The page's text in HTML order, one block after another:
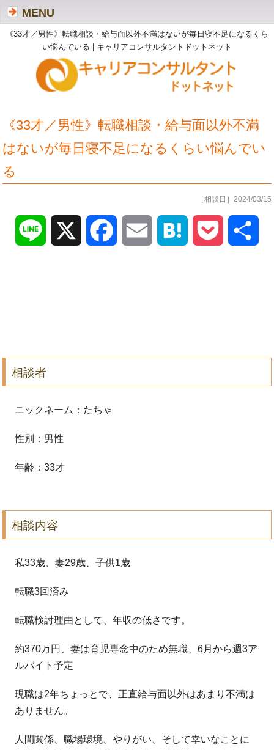
《33才／男性》転職相談・給与面以外不満はないが毎日寝不足になるくら
い悩んでいる | キャリアコンサルタントドットネット
MENU
《33才／男性》転職相談・給与面以外不満
はないが毎日寝不足になるくらい悩んでい
る
［相談日］2024/03/15
Line Facebook Email Hatena Pocket
相談者
ニックネーム：たちゃ
性別：男性
年齢：33才
相談内容
私33歳、妻29歳、子供1歳
転職3回済み
転職検討理由として、年収の低さです。
約370万円、妻は育児専念中のため無職、6月から週3ア
ルバイト予定
現職は2年ちょっとで、正直給与面以外はあまり不満は
ありません。
人間関係、職場環境、やりがい、そして幸いなことに